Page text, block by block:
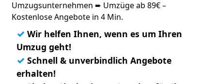
Umzugsunternehmen ➨ Umzüge ab 89€ –
Kostenlose Angebote in 4 Min.
✓ Wir helfen Ihnen, wenn es um Ihren
Umzug geht!
✓ Schnell & unverbindlich Angebote
erhalten!